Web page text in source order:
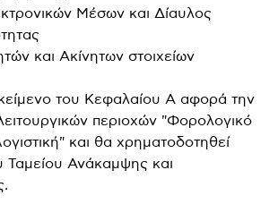
Μέσων και Δίαυλος
και Ακίνητων στοιχείων
του Κεφαλαίου Α αφορά την
περιοχών "Φορολογικό
και θα χρηματοδοτηθεί
Ταμείου Ανάκαμψης και